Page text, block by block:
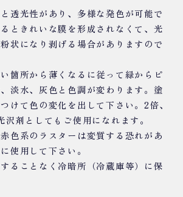
透光性があり、多様な発色が可能で
ときれいな膜を形成されなくて、光
状になり剥げる場合がありますので
箇所から薄くなるに従って緑からピ
淡水、灰色と色調が変わります。塗
けて色の変化を出して下さい。2倍、
剤としてもご使用になれます。
色系のラスターは変質する恐れがあ
使用して下さい。
ることなく冷暗所（冷蔵庫等）に保